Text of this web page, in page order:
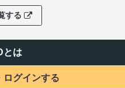
する
とは
ログインする